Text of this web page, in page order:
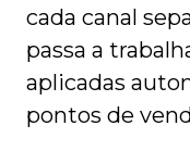
cada canal
passa a
aplicadas
pontos de